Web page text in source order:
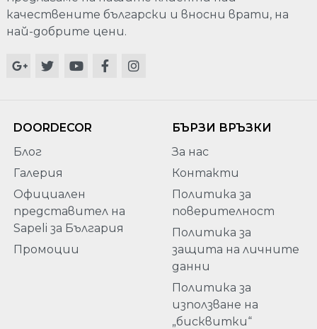
качествените български и вносни врати, на
най-добрите цени.
DOORDECOR
Блог
Галерия
Официален
представител на
Sapeli за България
Промоции
БЪРЗИ ВРЪЗКИ
За нас
Контакти
Политика за
поверителност
Политика за
защита на личните
данни
Политика за
използване на
„бисквитки“